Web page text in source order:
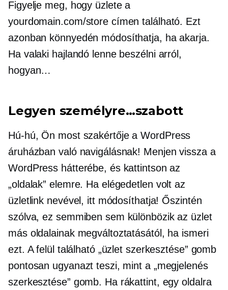
Figyelje meg, hogy üzlete a
yourdomain.com/store címen található. Ezt
azonban könnyedén módosíthatja, ha akarja.
Ha valaki hajlandó lenne beszélni arról,
hogyan…
Legyen személyre…szabott
Hú-hú, Ön most szakértője a WordPress
áruházban való navigálásnak! Menjen vissza a
WordPress hátterébe, és kattintson az
„oldalak” elemre. Ha elégedetlen volt az
üzletlink nevével, itt módosíthatja! Őszintén
szólva, ez semmiben sem különbözik az üzlet
más oldalainak megváltoztatásától, ha ismeri
ezt. A felül található „üzlet szerkesztése” gomb
pontosan ugyanazt teszi, mint a „megjelenés
szerkesztése” gomb. Ha rákattint, egy oldalra